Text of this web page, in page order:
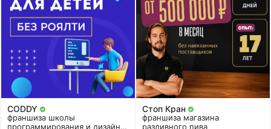
CODDY
франшиза школы
программирования и дизайна
Стоп Кран
франшиза магазина
разливного пива